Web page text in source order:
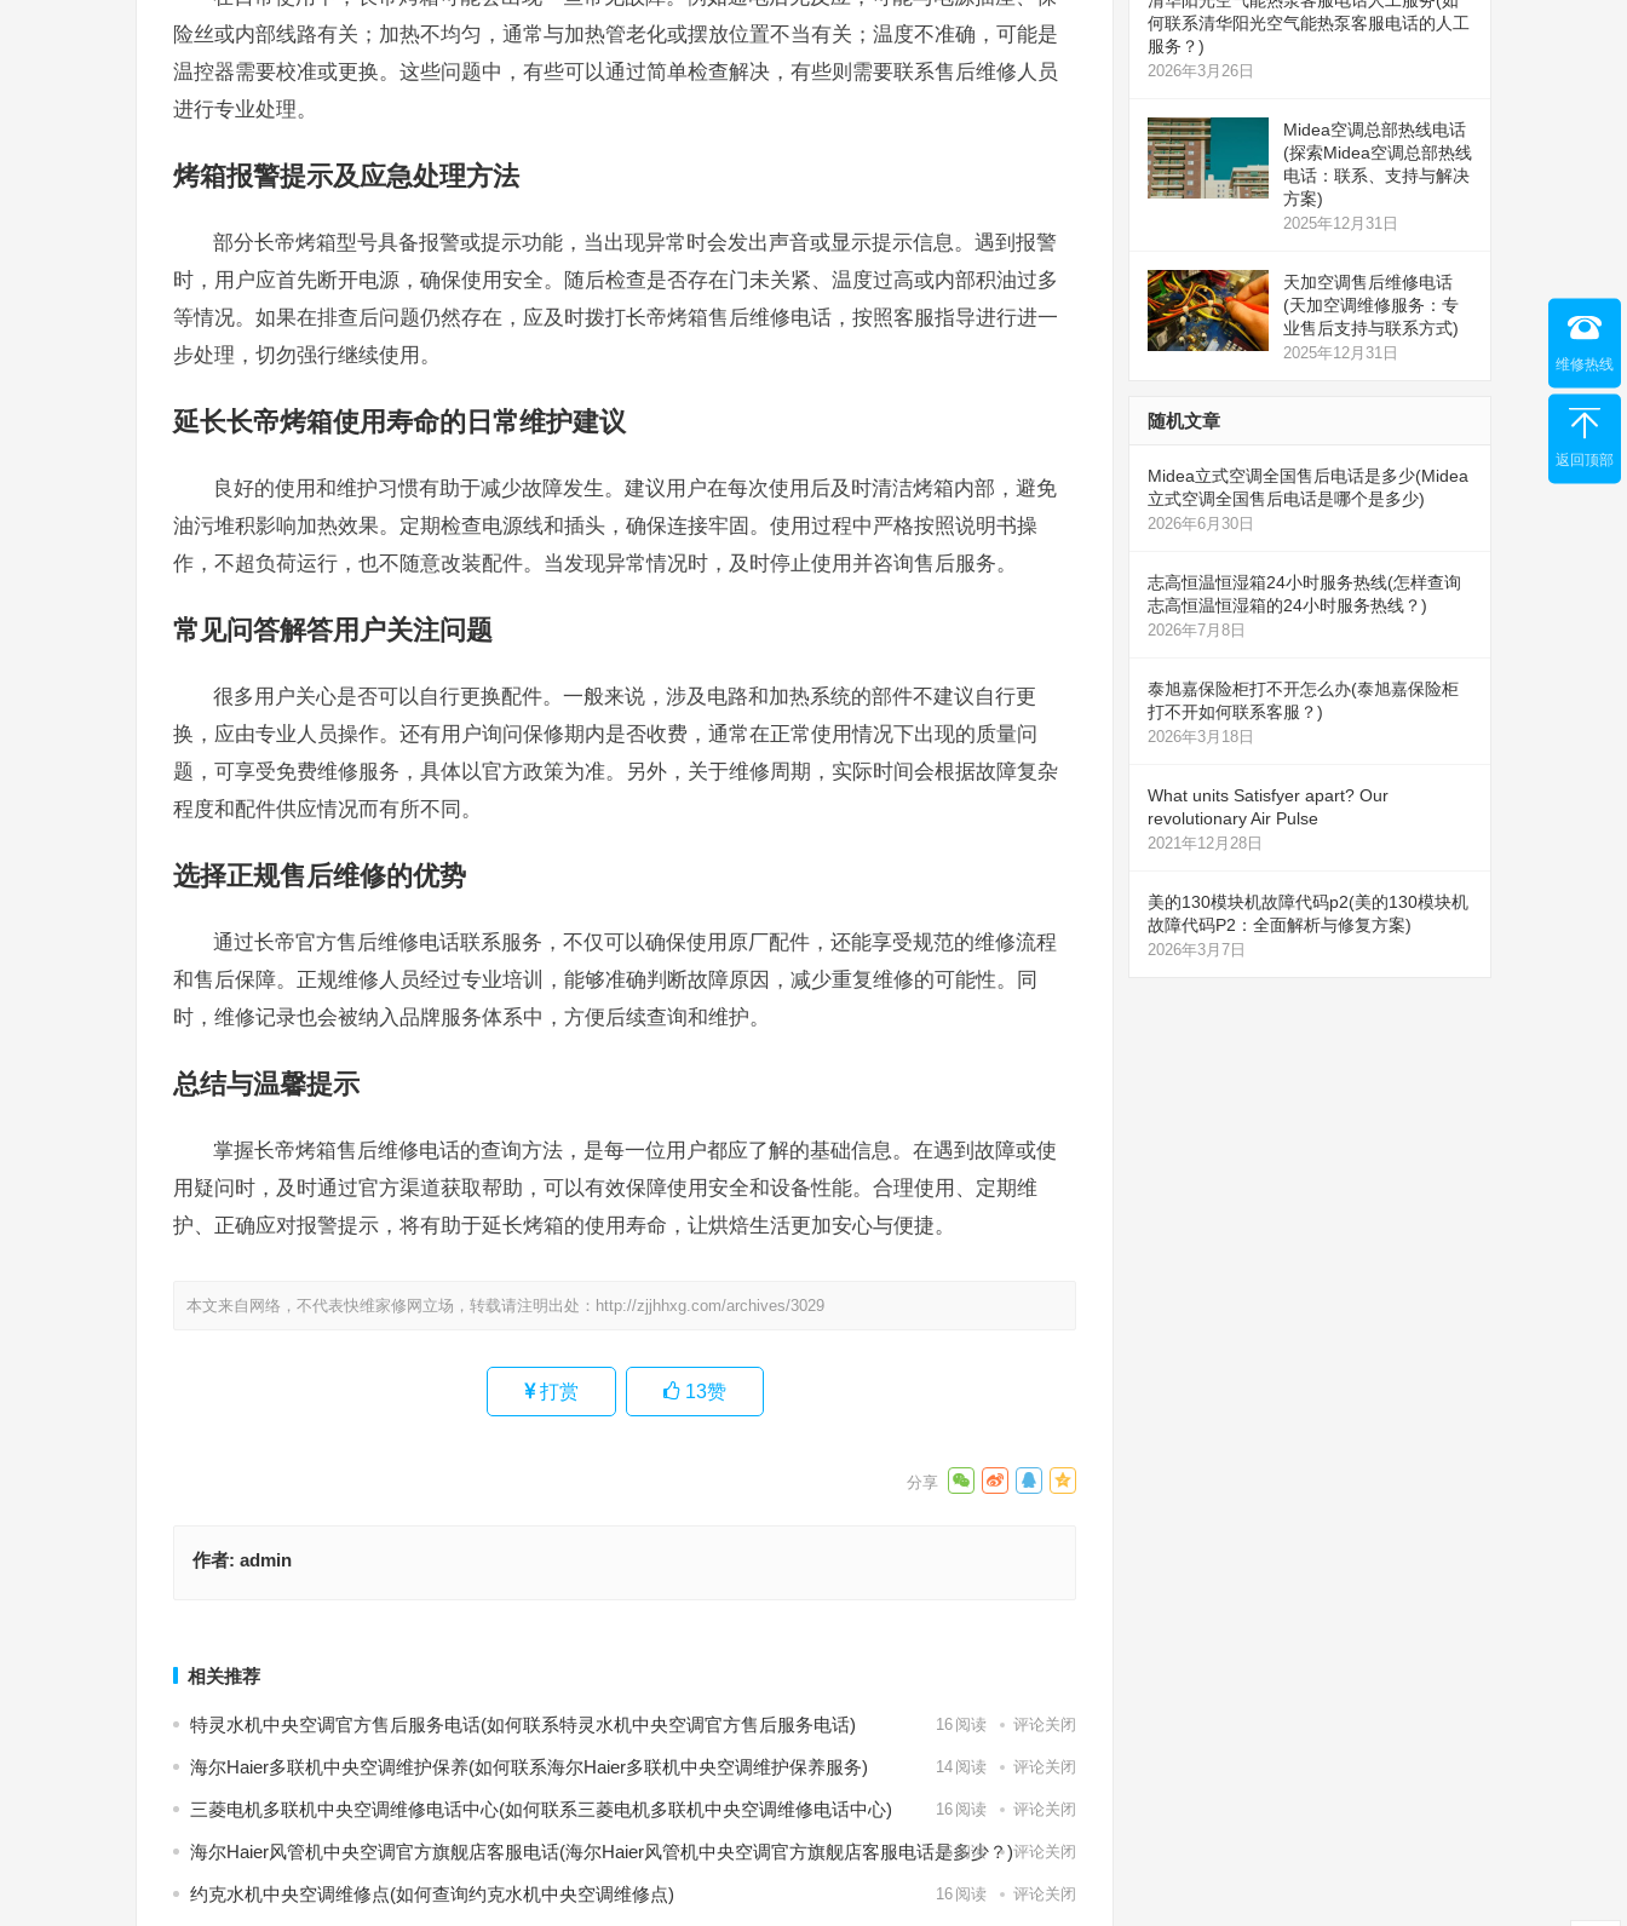
险丝或内部线路有关；加热不均匀，通常与加热管老化或摆放位置不当有关；温度不准确，可能是
温控器需要校准或更换。这些问题中，有些可以通过简单检查解决，有些则需要联系售后维修人员
进行专业处理。
烤箱报警提示及应急处理方法
部分长帝烤箱型号具备报警或提示功能，当出现异常时会发出声音或显示提示信息。遇到报警
时，用户应首先断开电源，确保使用安全。随后检查是否存在门未关紧、温度过高或内部积油过多
等情况。如果在排查后问题仍然存在，应及时拨打长帝烤箱售后维修电话，按照客服指导进行进一
步处理，切勿强行继续使用。
延长长帝烤箱使用寿命的日常维护建议
良好的使用和维护习惯有助于减少故障发生。建议用户在每次使用后及时清洁烤箱内部，避免
油污堆积影响加热效果。定期检查电源线和插头，确保连接牢固。使用过程中严格按照说明书操
作，不超负荷运行，也不随意改装配件。当发现异常情况时，及时停止使用并咨询售后服务。
常见问答解答用户关注问题
很多用户关心是否可以自行更换配件。一般来说，涉及电路和加热系统的部件不建议自行更
换，应由专业人员操作。还有用户询问保修期内是否收费，通常在正常使用情况下出现的质量问
题，可享受免费维修服务，具体以官方政策为准。另外，关于维修周期，实际时间会根据故障复杂
程度和配件供应情况而有所不同。
选择正规售后维修的优势
通过长帝官方售后维修电话联系服务，不仅可以确保使用原厂配件，还能享受规范的维修流程
和售后保障。正规维修人员经过专业培训，能够准确判断故障原因，减少重复维修的可能性。同
时，维修记录也会被纳入品牌服务体系中，方便后续查询和维护。
总结与温馨提示
掌握长帝烤箱售后维修电话的查询方法，是每一位用户都应了解的基础信息。在遇到故障或使
用疑问时，及时通过官方渠道获取帮助，可以有效保障使用安全和设备性能。合理使用、定期维
护、正确应对报警提示，将有助于延长烤箱的使用寿命，让烘焙生活更加安心与便捷。
本文来自网络，不代表快维家修网立场，转载请注明出处： http://zjjhhxg.com/archives/3029
打赏 13赞
作者: admin
相关推荐
特灵水机中央空调官方售后服务电话(如何联系特灵水机中央空调官方售后服务电话) 16 阅读 评论关闭
海尔Haier多联机中央空调维护保养(如何联系海尔Haier多联机中央空调维护保养服务) 14 阅读 评论关闭
三菱电机多联机中央空调维修电话中心(如何联系三菱电机多联机中央空调维修电话中心) 16 阅读 评论关闭
海尔Haier风管机中央空调官方旗舰店客服电话(海尔Haier风管机中央空调官方旗舰店客服电话是多少？)
16阅读 评论关闭
约克水机中央空调维修点(如何查询约克水机中央空调维修点) 16 阅读 评论关闭
何联系清华阳光空气能热泵客服电话的人工
服务？)
2026年3月26日
Midea空调总部热线电话
(探索Midea空调总部热线
电话：联系、支持与解决
方案)
2025年12月31日
天加空调售后维修电话
(天加空调维修服务：专
业售后支持与联系方式)
2025年12月31日
随机文章
Midea立式空调全国售后电话是多少(Midea
立式空调全国售后电话是哪个是多少)
2026年6月30日
志高恒温恒湿箱24小时服务热线(怎样查询
志高恒温恒湿箱的24小时服务热线？)
2026年7月8日
泰旭嘉保险柜打不开怎么办(泰旭嘉保险柜
打不开如何联系客服？)
2026年3月18日
What units Satisfyer apart? Our
revolutionary Air Pulse
2021年12月28日
美的130模块机故障代码p2(美的130模块机
故障代码P2：全面解析与修复方案)
2026年3月7日
维修热线
返回顶部